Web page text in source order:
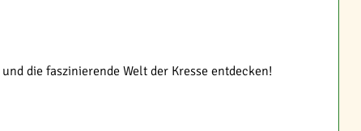
die faszinierende Welt der Kresse entdecken!